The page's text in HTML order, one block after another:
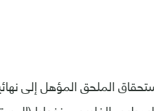
الملحق المؤهل إلى